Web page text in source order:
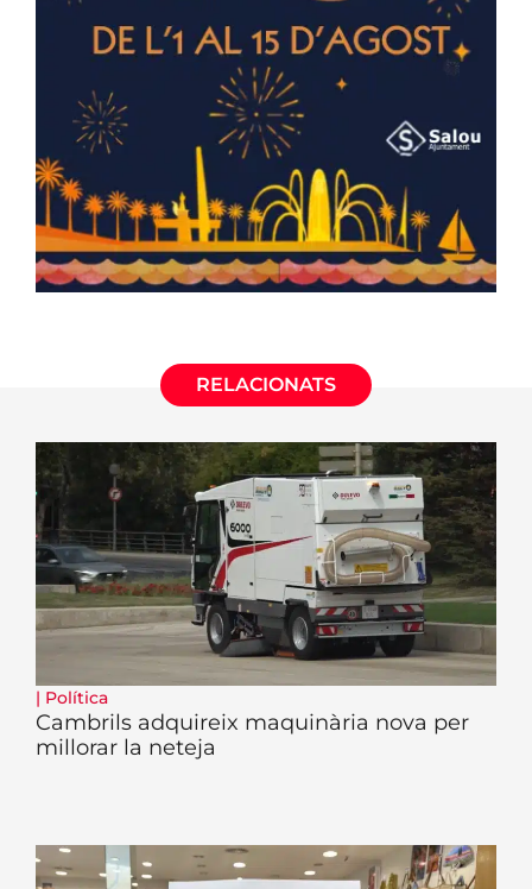
RELACIONATS
| Política
Cambrils adquireix maquinària nova per
millorar la neteja